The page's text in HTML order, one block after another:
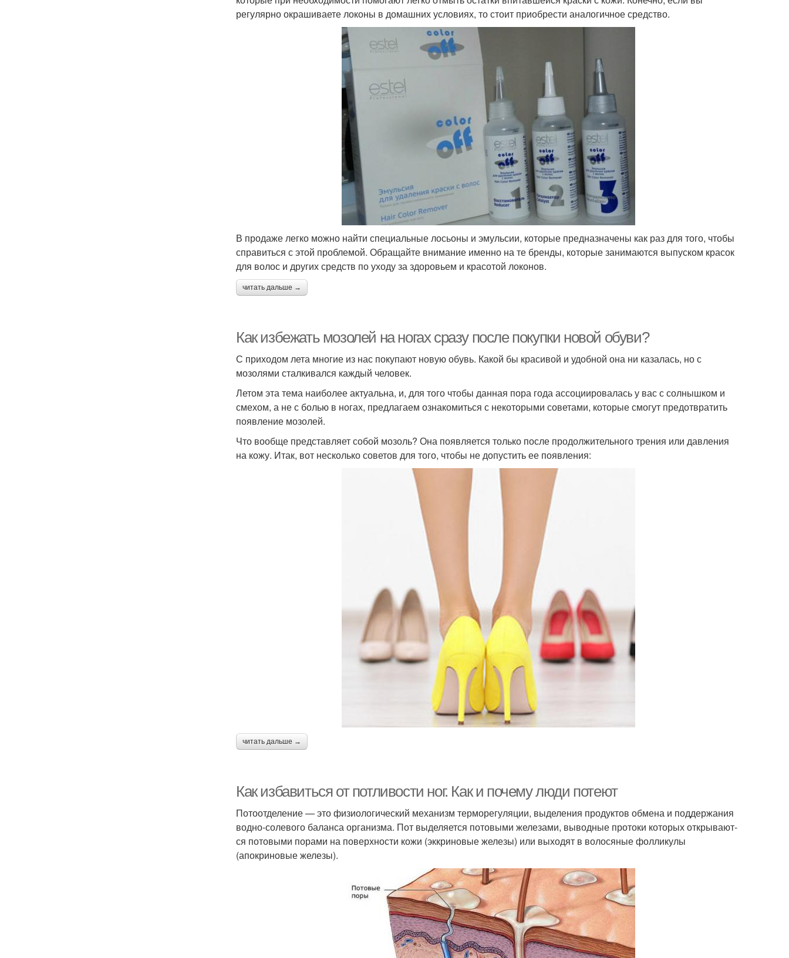
регулярно окрашиваете локоны в домашних условиях, то стоит приобрести аналогичное средство.
В продаже легко можно найти специальные лосьоны и эмульсии, которые предназначены как раз для того, чтобы
справиться с этой проблемой. Обращайте внимание именно на те бренды, которые занимаются выпуском красок
для волос и других средств по уходу за здоровьем и красотой локонов.
читать дальше →
Как избежать мозолей на ногах сразу после покупки новой обуви?
С приходом лета многие из нас покупают новую обувь. Какой бы красивой и удобной она ни казалась, но с
мозолями сталкивался каждый человек.
Летом эта тема наиболее актуальна, и, для того чтобы данная пора года ассоциировалась у вас с солнышком и
смехом, а не с болью в ногах, предлагаем ознакомиться с некоторыми советами, которые смогут предотвратить
появление мозолей.
Что вообще представляет собой мозоль? Она появляется только после продолжительного трения или давления
на кожу. Итак, вот несколько советов для того, чтобы не допустить ее появления:
читать дальше →
Как избавиться от потливости ног. Как и почему люди потеют
Потоотделение — это физиологический механизм терморегуляции, выделения продуктов обмена и поддержания
водно-солевого баланса организма. Пот выделяется потовыми железами, вы­вод­ные про­то­ки которых от­кры­ва­ют­
ся по­то­вы­ми по­ра­ми на по­верх­ности ко­жи (эккриновые железы) или выходят в во­ло­ся­ные фол­ли­ку­лы
(апокриновые железы).